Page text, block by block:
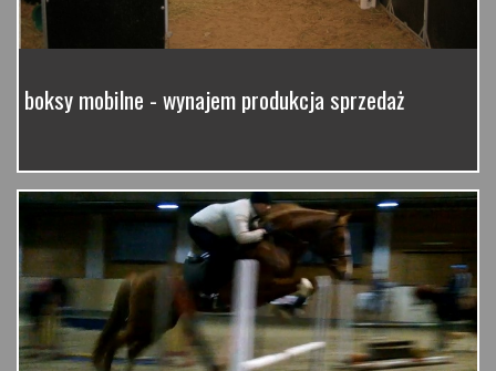
boksy mobilne - wynajem produkcja sprzedaż